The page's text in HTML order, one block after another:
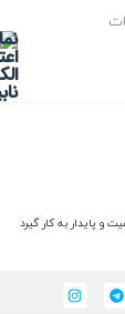
کار گیرد